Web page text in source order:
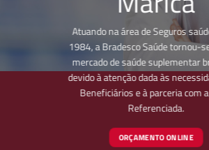
Atuando na área de Seguros
1984, a Bradesco Saúde tornou-
mercado de saúde suplementar
devido à atenção dada às
Beneficiários e à parceria com
Referenciada.
ORÇAMENTO ONLINE